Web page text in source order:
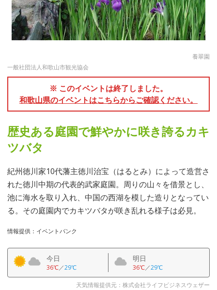
養翠園
一般社団法人和歌山市観光協会
※ このイベントは終了しました。
和歌山県のイベントはこちらからご確認ください。
歴史ある庭園で鮮やかに咲き誇るカキ
ツバタ
紀州徳川家10代藩主徳川治宝（はるとみ）によって造営さ
れた徳川中期の代表的武家庭園。周りの山々を借景とし、
池に海水を取り入れ、中国の西湖を模した造りとなってい
る。その庭園内でカキツバタが咲き乱れる様子は必見。
情報提供：イベントバンク
今日
36℃／29℃
明日
36℃／29℃
天気情報提供元：株式会社ライフビジネスウェザー